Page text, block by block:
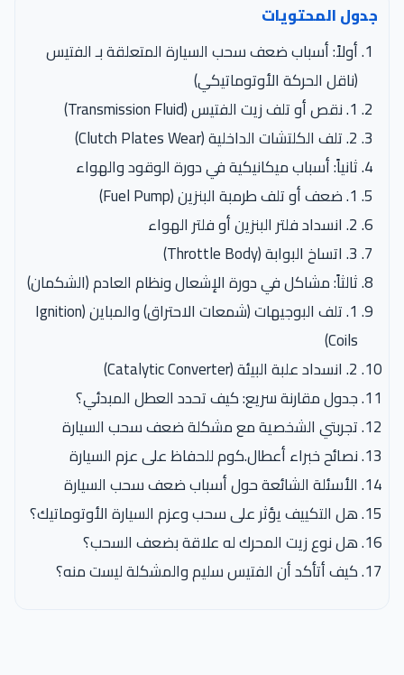
جدول المحتويات
أولاً: أسباب ضعف سحب السيارة المتعلقة بـ الفتيس
(ناقل الحركة الأوتوماتيكي)
1. نقص أو تلف زيت الفتيس (Transmission Fluid)
2. تلف الكلتشات الداخلية (Clutch Plates Wear)
ثانياً: أسباب ميكانيكية في دورة الوقود والهواء
1. ضعف أو تلف طرمبة البنزين (Fuel Pump)
2. انسداد فلتر البنزين أو فلتر الهواء
3. اتساخ البوابة (Throttle Body)
ثالثاً: مشاكل في دورة الإشعال ونظام العادم (الشكمان)
1. تلف البوجيهات (شمعات الاحتراق) والمباين (Ignition
Coils)
2. انسداد علبة البيئة (Catalytic Converter)
جدول مقارنة سريع: كيف تحدد العطل المبدئي؟
تجربتي الشخصية مع مشكلة ضعف سحب السيارة
نصائح خبراء أعطال.كوم للحفاظ على عزم السيارة
الأسئلة الشائعة حول أسباب ضعف سحب السيارة
هل التكييف يؤثر على سحب وعزم السيارة الأوتوماتيك؟
هل نوع زيت المحرك له علاقة بضعف السحب؟
كيف أتأكد أن الفتيس سليم والمشكلة ليست منه؟